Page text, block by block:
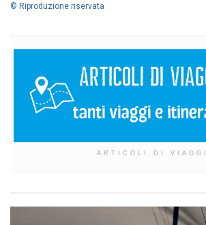
© Riproduzione riservata
ARTICOLI DI VIAGGI